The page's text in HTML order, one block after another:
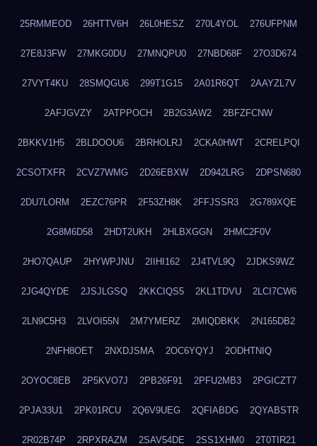
25RMMEOD 26HTTV6H 26L0HESZ 270L4YOL 276UFPNM
27E8J3FW 27MKG0DU 27MNQPU0 27NBD68F 27O3D674
27VYT4KU 28SMQGU6 299T1G15 2A01R6QT 2AAYZL7V
2AFJGVZY 2ATPPOCH 2B2G3AW2 2BFZFCNW
2BKKV1H5 2BLDOOU6 2BRHOLRJ 2CKA0HWT 2CRELPQI
2CSOTXFR 2CVZ7WMG 2D26EBXW 2D942LRG 2DPSN680
2DU7LORM 2EZC76PR 2F53ZH8K 2FFJSSR3 2G789XQE
2G8M6D58 2HDT2UKH 2HLBXGGN 2HMC2F0V
2HO7QAUP 2HYWPJNU 2IIHI162 2J4TVL9Q 2JDKS9WZ
2JG4QYDE 2JSJLGSQ 2KKCIQS5 2KL1TDVU 2LCI7CW6
2LN9C5H3 2LVOI55N 2M7YMERZ 2MIQDBKK 2N165DB2
2NFH8OET 2NXDJSMA 2OC6YQYJ 2ODHTNIQ
2OYOC8EB 2P5KVO7J 2PB26F91 2PFU2MB3 2PGICZT7
2PJA33U1 2PK01RCU 2Q6V9UEG 2QFIABDG 2QYABSTR
2R02B74P 2RPXRAZM 2SAV54DE 2SS1XHM0 2T0TIR21